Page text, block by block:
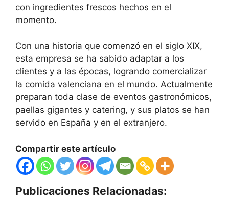
con ingredientes frescos hechos en el
momento.
Con una historia que comenzó en el siglo XIX,
esta empresa se ha sabido adaptar a los
clientes y a las épocas, logrando comercializar
la comida valenciana en el mundo. Actualmente
preparan toda clase de eventos gastronómicos,
paellas gigantes y catering, y sus platos se han
servido en España y en el extranjero.
Compartir este artículo
Publicaciones Relacionadas: